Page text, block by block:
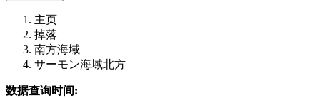
主页
掉落
南方海域
サーモン海域北方
数据查询时间: